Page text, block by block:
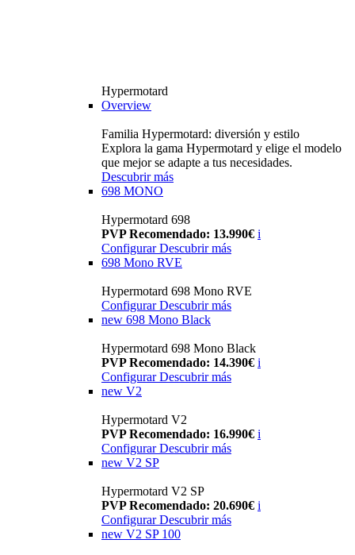
Hypermotard
Overview
Familia Hypermotard: diversión y estilo
Explora la gama Hypermotard y elige el modelo
que mejor se adapte a tus necesidades.
Descubrir más
698 MONO
Hypermotard 698
PVP Recomendado: 13.990€ i
ConfigurarDescubrir más
698 Mono RVE
Hypermotard 698 Mono RVE
Configurar Descubrir más
new 698 Mono Black
Hypermotard 698 Mono Black
PVP Recomendado: 14.390€ i
Configurar Descubrir más
new V2
Hypermotard V2
PVP Recomendado: 16.990€ i
Configurar Descubrir más
new V2 SP
Hypermotard V2 SP
PVP Recomendado: 20.690€ i
Configurar Descubrir más
new V2 SP 100